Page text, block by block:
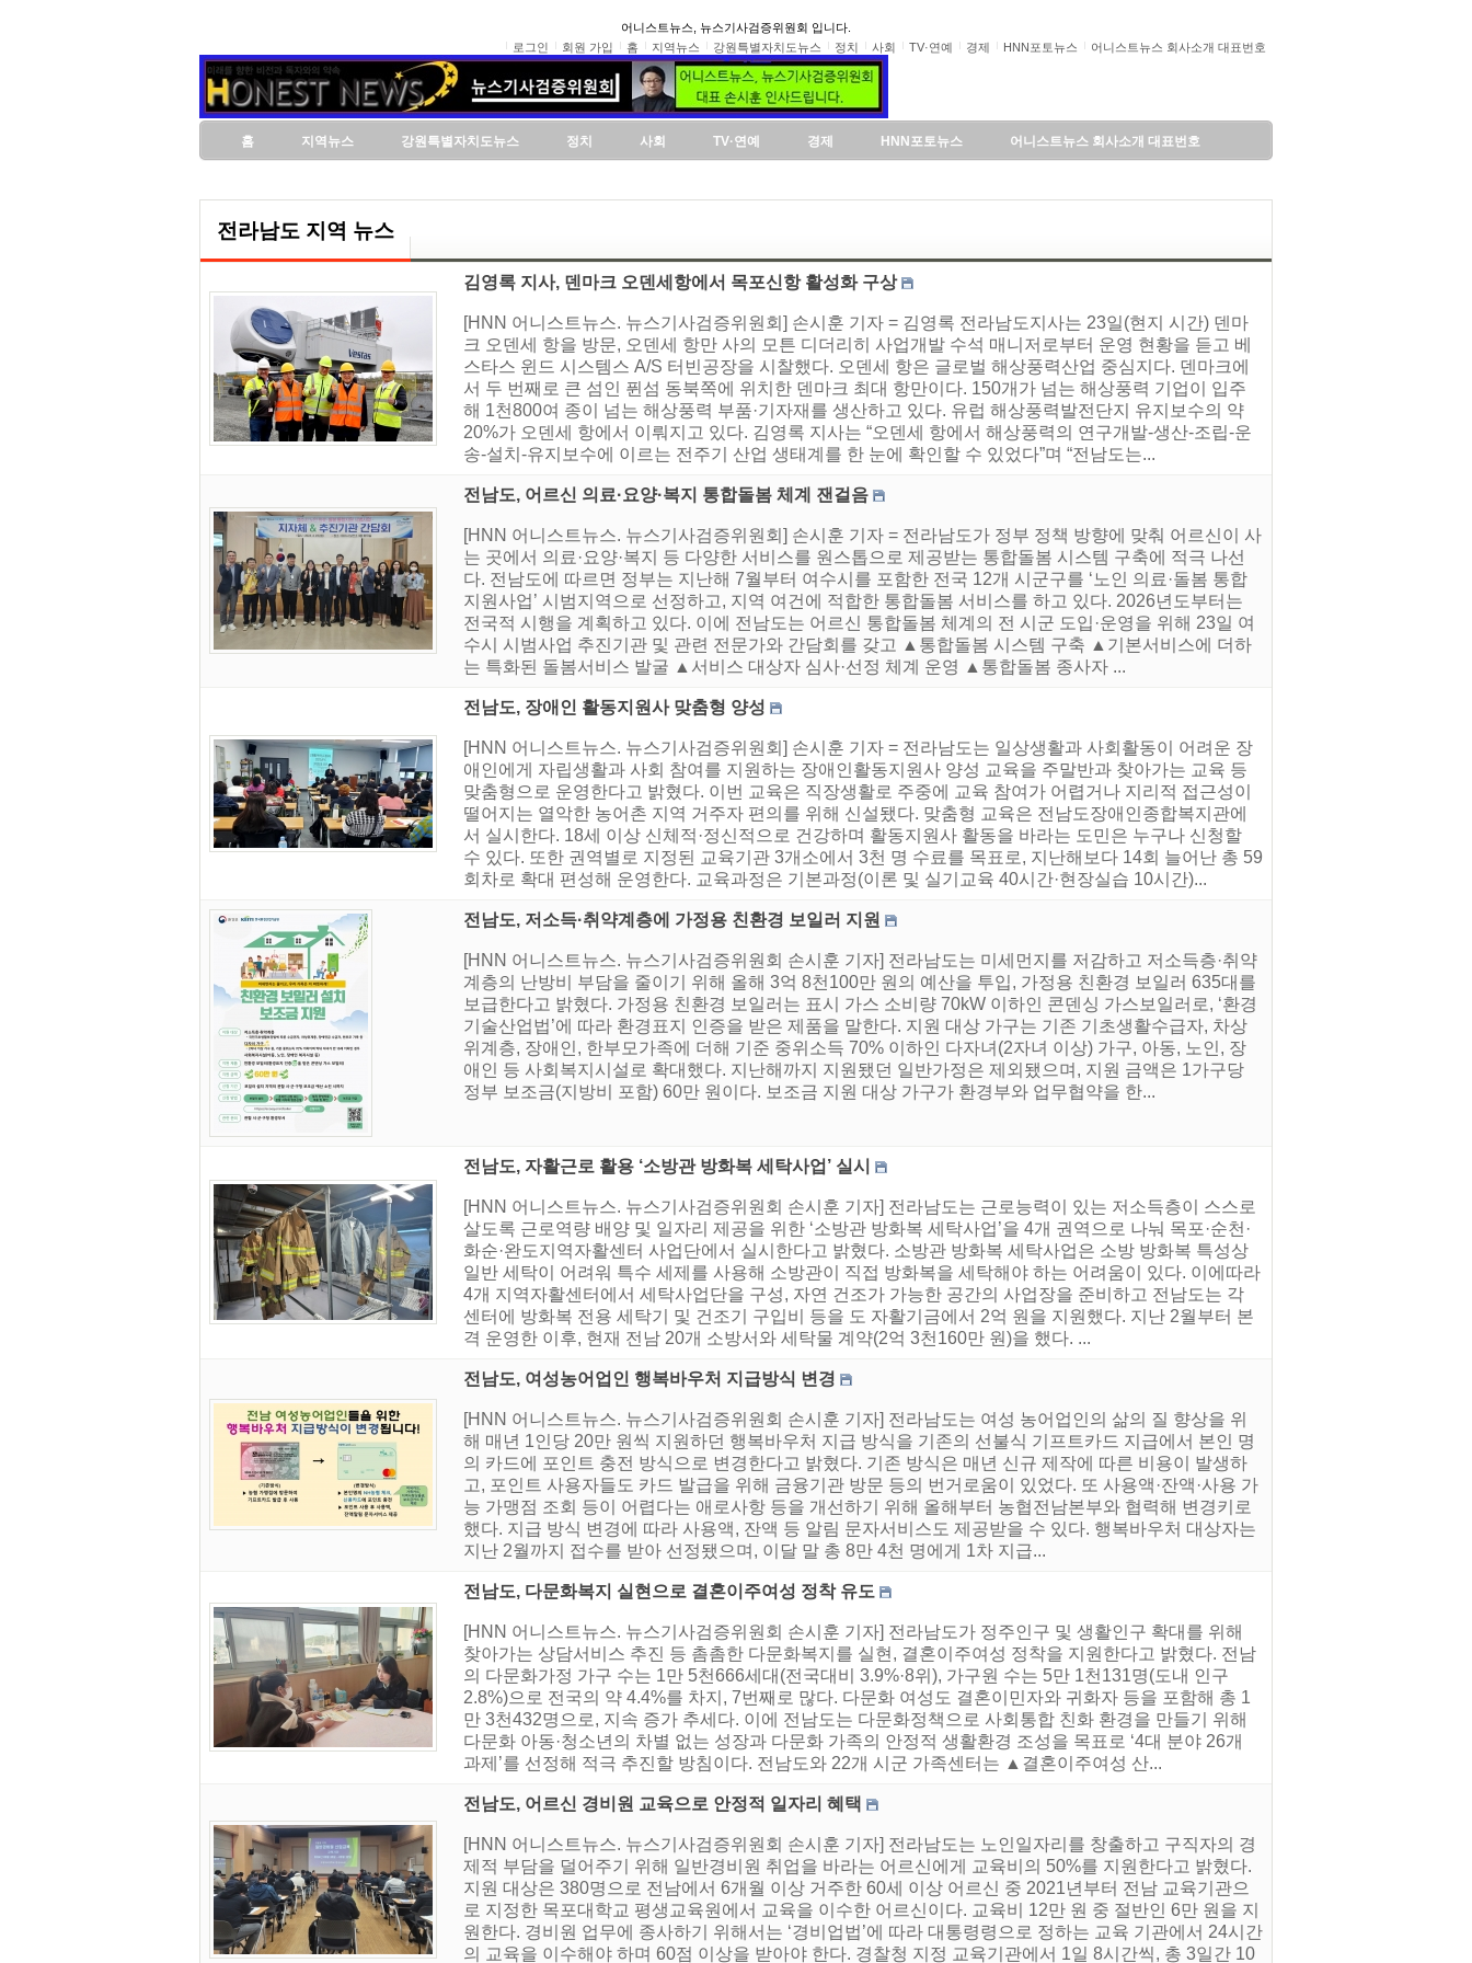
어니스트뉴스, 뉴스기사검증위원회 입니다.
로그인
회원 가입 홈 지역뉴스 강원특별자치도뉴스 정치 사회 TV·연예 경제 HNN포토뉴스 어니스트뉴스 회사소개 대표번호
홈 지역뉴스 강원특별자치도뉴스 정치 사회 TV·연예 경제 HNN포토뉴스 어니스트뉴스 회사소개 대표번호
전라남도 지역 뉴스
김영록 지사, 덴마크 오덴세항에서 목포신항 활성화 구상
[HNN 어니스트뉴스. 뉴스기사검증위원회] 손시훈 기자 = 김영록 전라남도지사는 23일(현지 시간) 덴마
크 오덴세 항을 방문, 오덴세 항만 사의 모튼 디더리히 사업개발 수석 매니저로부터 운영 현황을 듣고 베
스타스 윈드 시스템스 A/S 터빈공장을 시찰했다. 오덴세 항은 글로벌 해상풍력산업 중심지다. 덴마크에
서 두 번째로 큰 섬인 퓐섬 동북쪽에 위치한 덴마크 최대 항만이다. 150개가 넘는 해상풍력 기업이 입주
해 1천800여 종이 넘는 해상풍력 부품·기자재를 생산하고 있다. 유럽 해상풍력발전단지 유지보수의 약
20%가 오덴세 항에서 이뤄지고 있다. 김영록 지사는 “오덴세 항에서 해상풍력의 연구개발-생산-조립-운
송-설치-유지보수에 이르는 전주기 산업 생태계를 한 눈에 확인할 수 있었다”며 “전남도는...
전남도, 어르신 의료·요양·복지 통합돌봄 체계 잰걸음
[HNN 어니스트뉴스. 뉴스기사검증위원회] 손시훈 기자 = 전라남도가 정부 정책 방향에 맞춰 어르신이 사
는 곳에서 의료·요양·복지 등 다양한 서비스를 원스톱으로 제공받는 통합돌봄 시스템 구축에 적극 나선
다. 전남도에 따르면 정부는 지난해 7월부터 여수시를 포함한 전국 12개 시군구를 ‘노인 의료·돌봄 통합
지원사업’ 시범지역으로 선정하고, 지역 여건에 적합한 통합돌봄 서비스를 하고 있다. 2026년도부터는
전국적 시행을 계획하고 있다. 이에 전남도는 어르신 통합돌봄 체계의 전 시군 도입·운영을 위해 23일 여
수시 시범사업 추진기관 및 관련 전문가와 간담회를 갖고 ▲통합돌봄 시스템 구축 ▲기본서비스에 더하
는 특화된 돌봄서비스 발굴 ▲서비스 대상자 심사·선정 체계 운영 ▲통합돌봄 종사자 ...
전남도, 장애인 활동지원사 맞춤형 양성
[HNN 어니스트뉴스. 뉴스기사검증위원회] 손시훈 기자 = 전라남도는 일상생활과 사회활동이 어려운 장
애인에게 자립생활과 사회 참여를 지원하는 장애인활동지원사 양성 교육을 주말반과 찾아가는 교육 등
맞춤형으로 운영한다고 밝혔다. 이번 교육은 직장생활로 주중에 교육 참여가 어렵거나 지리적 접근성이
떨어지는 열악한 농어촌 지역 거주자 편의를 위해 신설됐다. 맞춤형 교육은 전남도장애인종합복지관에
서 실시한다. 18세 이상 신체적·정신적으로 건강하며 활동지원사 활동을 바라는 도민은 누구나 신청할
수 있다. 또한 권역별로 지정된 교육기관 3개소에서 3천 명 수료를 목표로, 지난해보다 14회 늘어난 총 59
회차로 확대 편성해 운영한다. 교육과정은 기본과정(이론 및 실기교육 40시간·현장실습 10시간)...
전남도, 저소득·취약계층에 가정용 친환경 보일러 지원
[HNN 어니스트뉴스. 뉴스기사검증위원회 손시훈 기자] 전라남도는 미세먼지를 저감하고 저소득층·취약
계층의 난방비 부담을 줄이기 위해 올해 3억 8천100만 원의 예산을 투입, 가정용 친환경 보일러 635대를
보급한다고 밝혔다. 가정용 친환경 보일러는 표시 가스 소비량 70kW 이하인 콘덴싱 가스보일러로, ‘환경
기술산업법’에 따라 환경표지 인증을 받은 제품을 말한다. 지원 대상 가구는 기존 기초생활수급자, 차상
위계층, 장애인, 한부모가족에 더해 기준 중위소득 70% 이하인 다자녀(2자녀 이상) 가구, 아동, 노인, 장
애인 등 사회복지시설로 확대했다. 지난해까지 지원됐던 일반가정은 제외됐으며, 지원 금액은 1가구당
정부 보조금(지방비 포함) 60만 원이다. 보조금 지원 대상 가구가 환경부와 업무협약을 한...
전남도, 자활근로 활용 ‘소방관 방화복 세탁사업’ 실시
[HNN 어니스트뉴스. 뉴스기사검증위원회 손시훈 기자] 전라남도는 근로능력이 있는 저소득층이 스스로
살도록 근로역량 배양 및 일자리 제공을 위한 ‘소방관 방화복 세탁사업’을 4개 권역으로 나눠 목포·순천·
화순·완도지역자활센터 사업단에서 실시한다고 밝혔다. 소방관 방화복 세탁사업은 소방 방화복 특성상
일반 세탁이 어려워 특수 세제를 사용해 소방관이 직접 방화복을 세탁해야 하는 어려움이 있다. 이에따라
4개 지역자활센터에서 세탁사업단을 구성, 자연 건조가 가능한 공간의 사업장을 준비하고 전남도는 각
센터에 방화복 전용 세탁기 및 건조기 구입비 등을 도 자활기금에서 2억 원을 지원했다. 지난 2월부터 본
격 운영한 이후, 현재 전남 20개 소방서와 세탁물 계약(2억 3천160만 원)을 했다. ...
전남도, 여성농어업인 행복바우처 지급방식 변경
[HNN 어니스트뉴스. 뉴스기사검증위원회 손시훈 기자] 전라남도는 여성 농어업인의 삶의 질 향상을 위
해 매년 1인당 20만 원씩 지원하던 행복바우처 지급 방식을 기존의 선불식 기프트카드 지급에서 본인 명
의 카드에 포인트 충전 방식으로 변경한다고 밝혔다. 기존 방식은 매년 신규 제작에 따른 비용이 발생하
고, 포인트 사용자들도 카드 발급을 위해 금융기관 방문 등의 번거로움이 있었다. 또 사용액·잔액·사용 가
능 가맹점 조회 등이 어렵다는 애로사항 등을 개선하기 위해 올해부터 농협전남본부와 협력해 변경키로
했다. 지급 방식 변경에 따라 사용액, 잔액 등 알림 문자서비스도 제공받을 수 있다. 행복바우처 대상자는
지난 2월까지 접수를 받아 선정됐으며, 이달 말 총 8만 4천 명에게 1차 지급...
전남도, 다문화복지 실현으로 결혼이주여성 정착 유도
[HNN 어니스트뉴스. 뉴스기사검증위원회 손시훈 기자] 전라남도가 정주인구 및 생활인구 확대를 위해
찾아가는 상담서비스 추진 등 촘촘한 다문화복지를 실현, 결혼이주여성 정착을 지원한다고 밝혔다. 전남
의 다문화가정 가구 수는 1만 5천666세대(전국대비 3.9%·8위), 가구원 수는 5만 1천131명(도내 인구
2.8%)으로 전국의 약 4.4%를 차지, 7번째로 많다. 다문화 여성도 결혼이민자와 귀화자 등을 포함해 총 1
만 3천432명으로, 지속 증가 추세다. 이에 전남도는 다문화정책으로 사회통합 친화 환경을 만들기 위해
다문화 아동·청소년의 차별 없는 성장과 다문화 가족의 안정적 생활환경 조성을 목표로 ‘4대 분야 26개
과제’를 선정해 적극 추진할 방침이다. 전남도와 22개 시군 가족센터는 ▲결혼이주여성 산...
전남도, 어르신 경비원 교육으로 안정적 일자리 혜택
[HNN 어니스트뉴스. 뉴스기사검증위원회 손시훈 기자] 전라남도는 노인일자리를 창출하고 구직자의 경
제적 부담을 덜어주기 위해 일반경비원 취업을 바라는 어르신에게 교육비의 50%를 지원한다고 밝혔다.
지원 대상은 380명으로 전남에서 6개월 이상 거주한 60세 이상 어르신 중 2021년부터 전남 교육기관으
로 지정한 목포대학교 평생교육원에서 교육을 이수한 어르신이다. 교육비 12만 원 중 절반인 6만 원을 지
원한다. 경비원 업무에 종사하기 위해서는 ‘경비업법’에 따라 대통령령으로 정하는 교육 기관에서 24시간
의 교육을 이수해야 하며 60점 이상을 받아야 한다. 경찰청 지정 교육기관에서 1일 8시간씩, 총 3일간 10